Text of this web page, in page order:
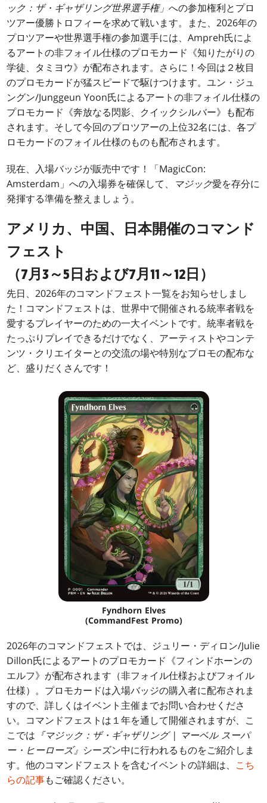
ック：ザ・ギャザリング世界選手権」への参加権利とプロ
ツアー優勝トロフィーを求めて戦います。また、2026年の
プロツアーや世界選手権の参加選手には、Ampreh氏によ
るアートの非フォイル仕様のプロモカード《知りたがりの
学徒、タミヨウ》が配布されます。さらに！今回は２枚目
のプロモカードが猛スピードで駆けつけます。ユン・ジュ
ングン/Junggeun Yoon氏によるアートの非フォイル仕様の
プロモカード《奔放なる閃影、クイックシルバー》も配布
されます。そして今回のプロツアーの上位32名には、各プ
ロモカードのフォイル仕様のものも配布されます。
現在、入場バッジが販売中です！「MagicCon:
Amsterdam」への入場券を確保して、
マジック愛を存分に
発揮する準備を整えましょう。
アメリカ、中国、日本開催のコマンド
フェスト
（7月3～5日および7月11～12日）
先日、2026年のコマンドフェスト一覧をお知らせしまし
た！コマンドフェストは、世界中で開催される統率者戦を
愛するプレイヤーのための一大イベントです。統率者戦を
たっぷりプレイできるだけでなく、アーティストやコンテ
ンツ・クリエイターとの交流の場や特別なプロモの配布な
ど、盛りだくさんです！
Fyndhorn Elves
(CommandFest Promo)
2026年のコマンドフェストでは、ジュリー・ディロン/Julie
Dillon氏によるアートのプロモカード《フィンドホーンの
エルフ》が配布されます（非フォイル仕様およびフォイル
仕様）。プロモカードは入場バッジの購入者に配布されま
すので、詳しくはイベント主催までお問い合わせくださ
い。コマンドフェストは１年を通して開催されますが、こ
こでは 『マジック：ザ・ギャザリング | マーベル スーパ
ー・ヒーローズ』 シーズン中に行われるものをご紹介しま
す。他のコマンドフェストを含むイベントの詳細は、 こち
らの記事もご確認ください。